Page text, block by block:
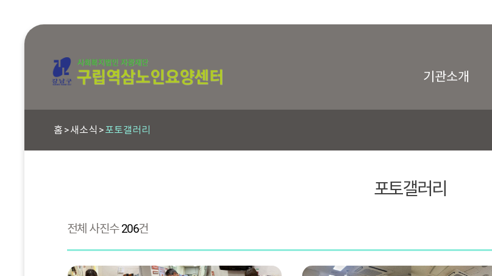
기관소개
홈 새소식 포토갤러리
포토갤러리
전체 사진수206건